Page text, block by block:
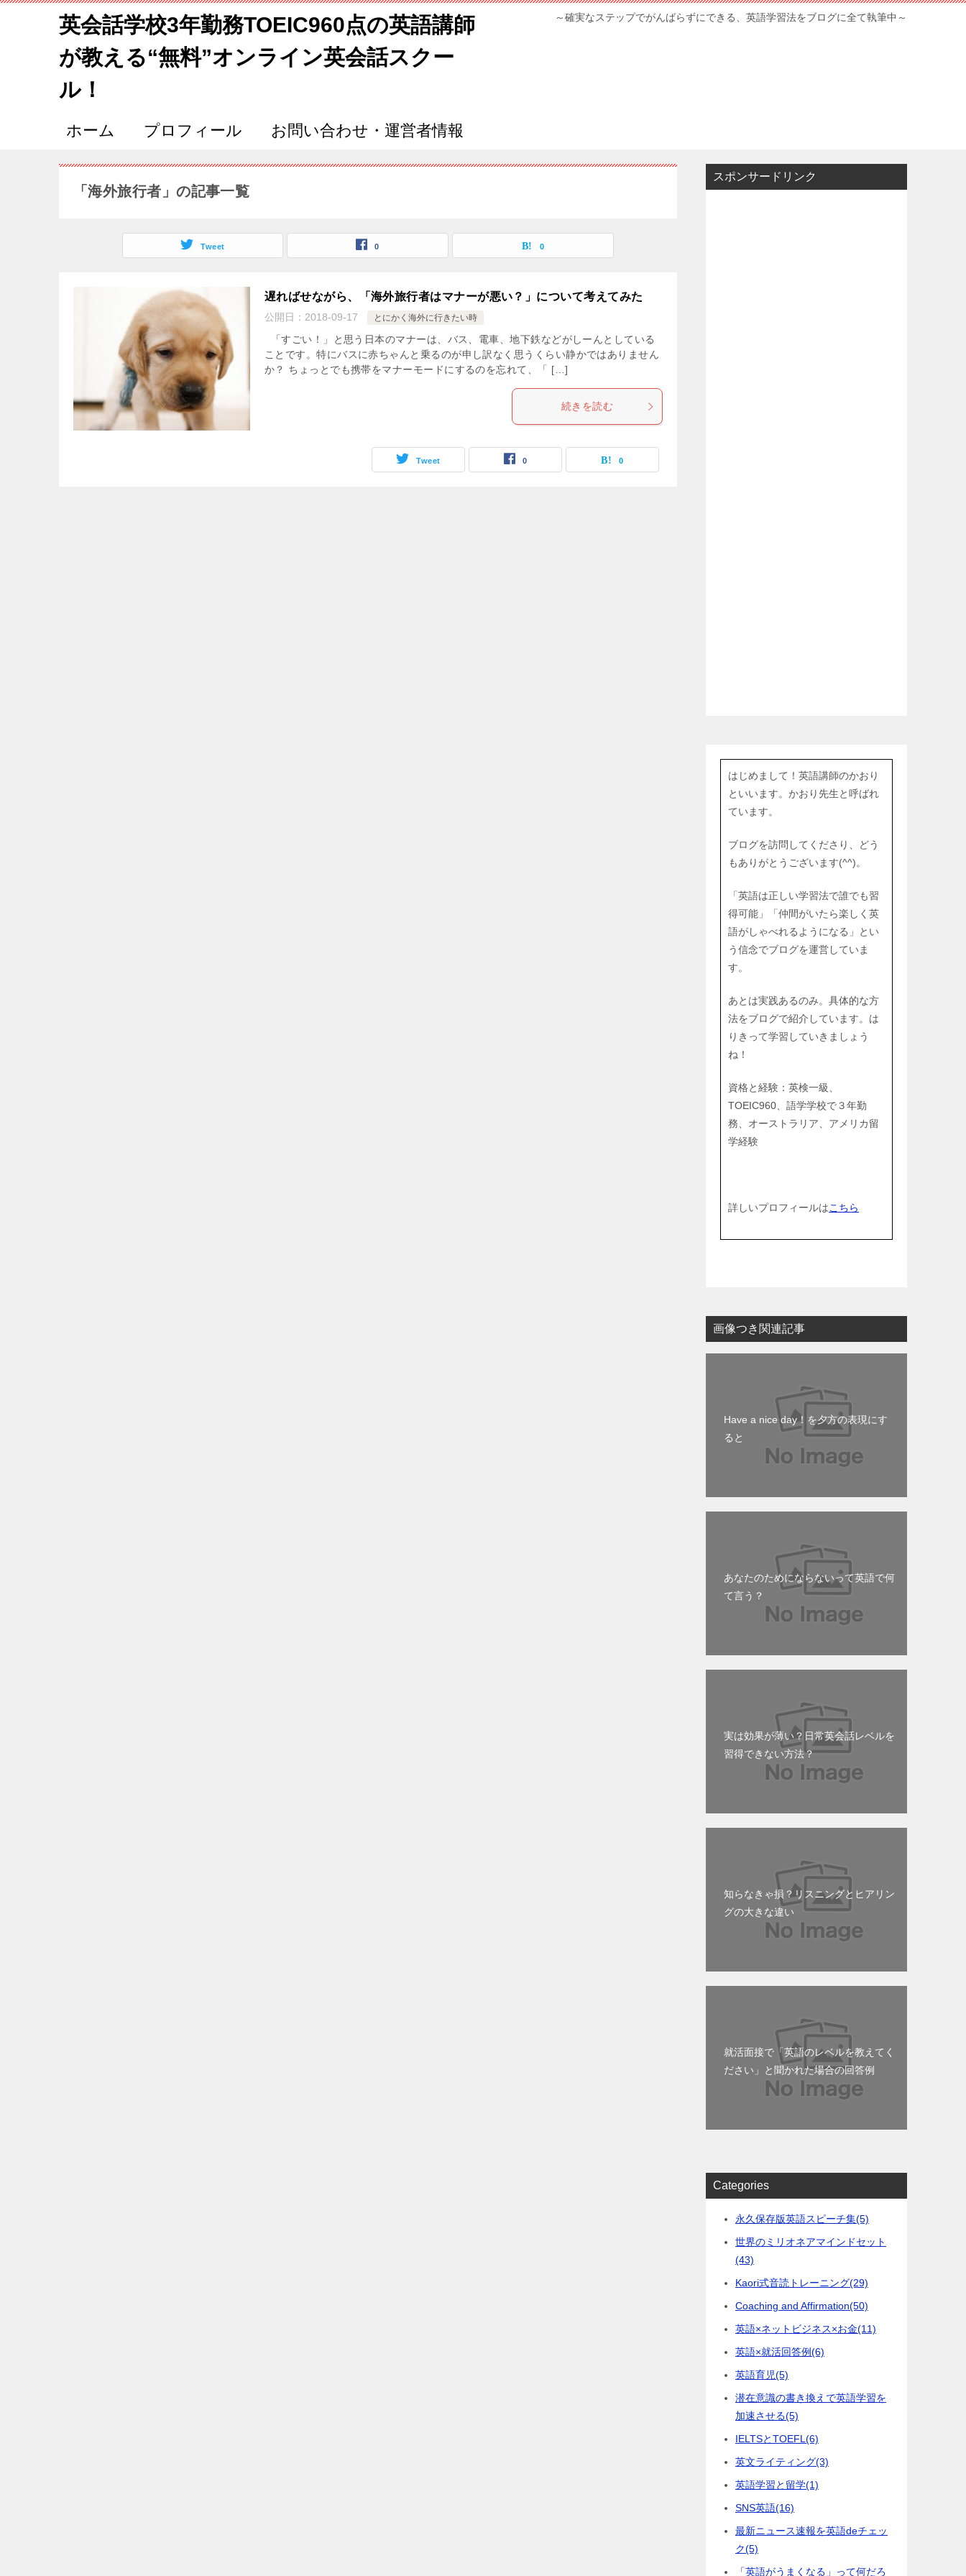
英会話学校3年勤務TOEIC960点の英語講師
が教える“無料”オンライン英会話スクー
ル！
～確実なステップでがんばらずにできる、英語学習法をブログに全て執筆中～
ホーム プロフィール お問い合わせ・運営者情報
「海外旅行者」の記事一覧
Tweet 0 0
遅ればせながら、「海外旅行者はマナーが悪い？」について考えてみた
公開日： 2018-09-17 とにかく海外に行きたい時
「すごい！」と思う日本のマナーは、バス、電車、地下鉄などがしーんとしている
ことです。特にバスに赤ちゃんと乗るのが申し訳なく思うくらい静かではありません
か？ ちょっとでも携帯をマナーモードにするのを忘れて、「 […]
続きを読む
Tweet 0 0
スポンサードリンク
はじめまして！英語講師のかおり
といいます。かおり先生と呼ばれ
ています。
ブログを訪問してくださり、どう
もありがとうございます(^^)。
「英語は正しい学習法で誰でも習
得可能」「仲間がいたら楽しく英
語がしゃべれるようになる」とい
う信念でブログを運営していま
す。
あとは実践あるのみ。具体的な方
法をブログで紹介しています。は
りきって学習していきましょう
ね！
資格と経験：英検一級、
TOEIC960、語学学校で３年勤
務、オーストラリア、アメリカ留
学経験
詳しいプロフィールはこちら
画像つき関連記事
Have a nice day！を夕方の表現にす
ると
あなたのためにならないって英語で何
て言う？
実は効果が薄い？日常英会話レベルを
習得できない方法？
知らなきゃ損？リスニングとヒアリン
グの大きな違い
就活面接で「英語のレベルを教えてく
ださい」と聞かれた場合の回答例
Categories
永久保存版英語スピーチ集(5)
世界のミリオネアマインドセット
(43)
Kaori式音読トレーニング(29)
Coaching and Affirmation(50)
英語×ネットビジネス×お金(11)
英語×就活回答例(6)
英語育児(5)
潜在意識の書き換えで英語学習を
加速させる(5)
IELTSとTOEFL (6)
英文ライティング(3)
英語学習と留学(1)
SNS英語(16)
最新ニュース速報を英語deチェッ
ク(5)
「英語がうまくなる」って何だろ